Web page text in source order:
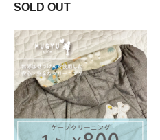
SOLD OUT